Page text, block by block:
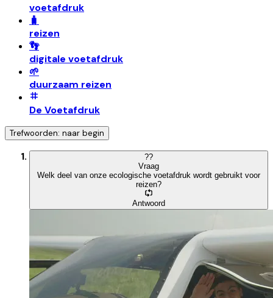
voetafdruk
🧳
reizen
👣
digitale voetafdruk
🌱
duurzaam reizen
De Voetafdruk
Trefwoorden: naar begin
??
Vraag
Welk deel van onze ecologische voetafdruk wordt gebruikt voor
reizen?
Antwoord